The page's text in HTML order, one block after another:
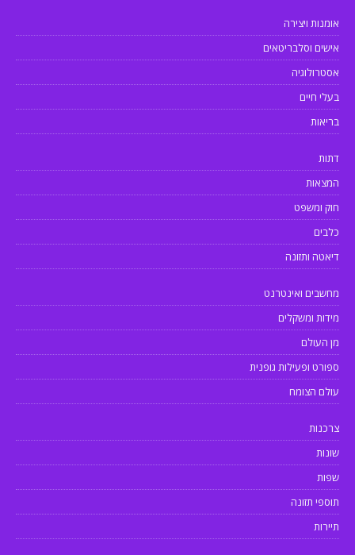
אומנות ויצירה
אישים וסלבריטאים
אסטרולוגיה
בעלי חיים
בריאות
דתות
המצאות
חוק ומשפט
כלבים
דיאטה ותזונה
מחשבים ואינטרנט
מידות ומשקלים
מן העולם
ספורט ופעילות גופנית
עולם הצומח
צרכנות
שונות
שפות
תוספי תזונה
תיירות